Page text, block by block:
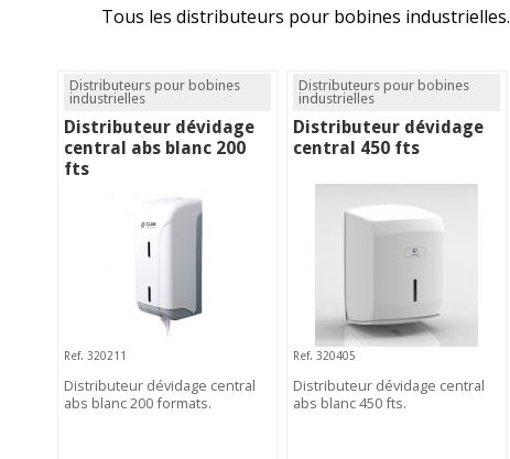
Tous les distributeurs pour bobines industrielles.
Distributeurs pour bobines
industrielles
Distributeur dévidage
central abs blanc 200
fts
Ref. 320211
Distributeur dévidage central
abs blanc 200 formats.
Distributeurs pour bobines
industrielles
Distributeur dévidage
central 450 fts
Ref. 320405
Distributeur dévidage central
abs blanc 450 fts.